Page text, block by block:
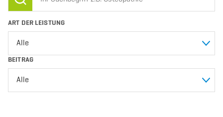
Suchen
Alle
ART DER LEISTUNG
Alle
BEITRAG